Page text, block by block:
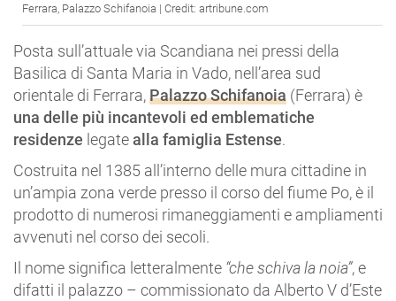
Ferrara, Palazzo Schifanoia | Credit: artribune.com
Posta sull’attuale via Scandiana nei pressi della
Basilica di Santa Maria in Vado, nell’area sud
orientale di Ferrara,Palazzo Schifanoia (Ferrara) è
una delle più incantevoli ed emblematiche
residenze legate alla famiglia Estense.
Costruita nel 1385 all’interno delle mura cittadine in
un’ampia zona verde presso il corso del fiume Po, è il
prodotto di numerosi rimaneggiamenti e ampliamenti
avvenuti nel corso dei secoli.
Il nome significa letteralmente “che schiva la noia”, e
difatti il palazzo – commissionato da Alberto V d’Este